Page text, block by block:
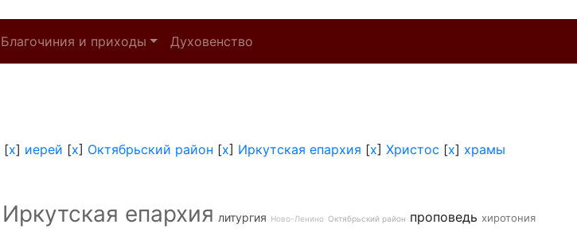
Благочиния и приходы Духовенство
[x] иерей [x] Октябрьский район [x] Иркутская епархия [x] Христос [x] храмы
Иркутская епархия литургия Ново-Ленино Октябрьский район проповедь хиротония